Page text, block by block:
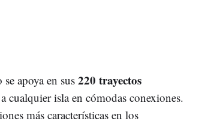
apoya en sus 220 trayectos
cualquier isla en cómodas conexiones.
más características en los